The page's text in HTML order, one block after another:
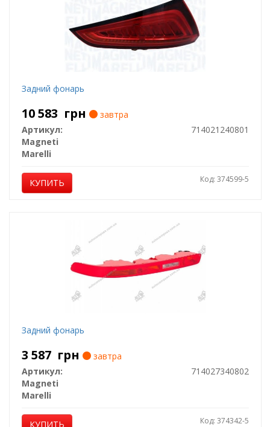
Задний фонарь
10 583 грн
завтра
Артикул:
714021240801
Magneti
Marelli
КУПИТЬ Код: 374599-5
Задний фонарь
3 587 грн
завтра
Артикул:
714027340802
Magneti
Marelli
КУПИТЬ Код: 374342-5